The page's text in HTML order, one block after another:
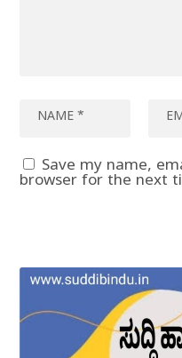
Save my name,
browser for the next